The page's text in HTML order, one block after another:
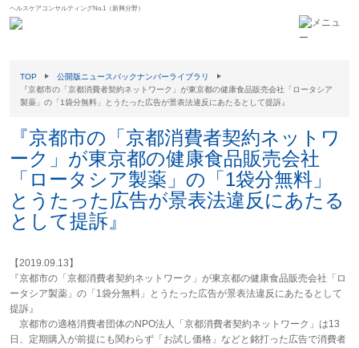
ヘルスケアコンサルティングNo.1（新興分野）
TOP
公開版ニュースバックナンバーライブラリ
『京都市の「京都消費者契約ネットワーク」が東京都の健康食品販売会社「ロータシア
製薬」の「1袋分無料」とうたった広告が景表法違反にあたるとして提訴』
『京都市の「京都消費者契約ネットワ
ーク」が東京都の健康食品販売会社
「ロータシア製薬」の「1袋分無料」
とうたった広告が景表法違反にあたる
として提訴』
【2019.09.13】
『京都市の「京都消費者契約ネットワーク」が東京都の健康食品販売会社「ロ
ータシア製薬」の「1袋分無料」とうたった広告が景表法違反にあたるとして
提訴』
京都市の適格消費者団体のNPO法人「京都消費者契約ネットワーク」は13
日、定期購入が前提にも関わらず「お試し価格」などと銘打った広告で消費者